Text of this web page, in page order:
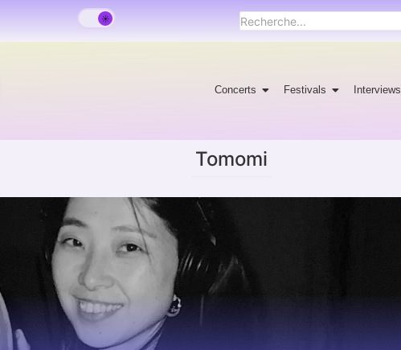
Concerts Festivals Interviews
Tomomi